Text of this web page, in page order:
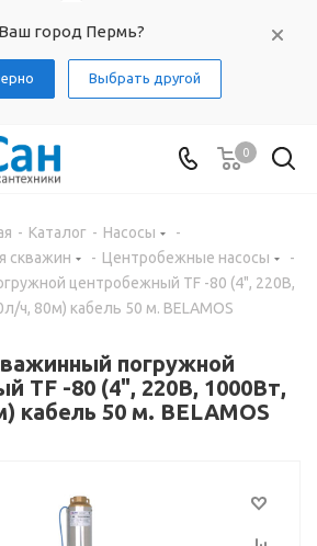
Ваш город Пермь?
Выбрать другой
0
- Каталог - Насосы
-
скважин
- Центробежные насосы
-
центробежный TF -80 (4", 220В,
ч, 80м) кабель 50 м. BELAMOS
погружной
TF -80 (4", 220В, 1000Вт,
кабель 50 м. BELAMOS